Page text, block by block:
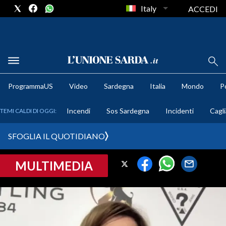
METEO
CRONACA SARDEGNA
PROVINCIA DI CAGLIARI
SULCIS IGLESIENTE
Italy ACCEDI
ProgrammaUS Video Sardegna Italia Mondo
TEMI CALDI DI OGGI: Incendi Sos Sardegna Incidenti
SFOGLIA IL QUOTIDIANO
MULTIMEDIA